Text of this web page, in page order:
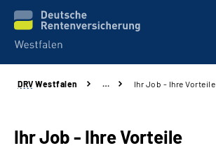
Kontakt und Beratung
Broschüren und mehr
DRV Westfalen … Ihr Job - Ihre Vorteile
Ihr Job - Ihre Vorteile